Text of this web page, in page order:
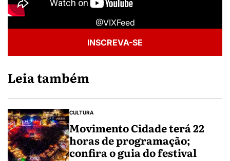
@VIXFeed
INSCREVA-SE
Leia também
CULTURA
Movimento Cidade terá 22
horas de programação;
confira o guia do festival